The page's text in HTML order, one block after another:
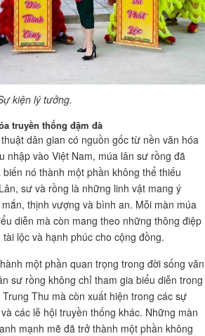
kiện lý tưởng.
truyền thống đậm đà
dân gian có nguồn gốc từ nền văn hóa
nhập vào Việt Nam, múa lân sư rồng đã
nó thành một phần không thể thiếu
sư và rồng là những linh vật mang ý
thịnh vượng và bình an. Mỗi màn múa
diễn mà còn mang theo những thông điệp
lộc và hạnh phúc cho cộng đồng.
một phần quan trọng trong đời sống văn
sư rồng không chỉ tham gia biểu diễn trong
Thu mà còn xuất hiện trong các sự
các lễ hội truyền thống khác. Những màn
mạnh mẽ đã trở thành một phần không